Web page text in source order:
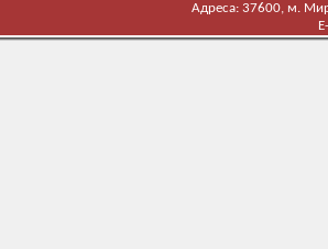
Адреса: 37600, м.